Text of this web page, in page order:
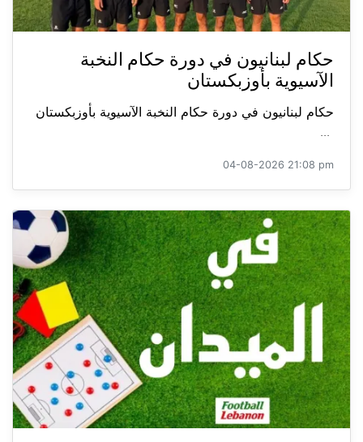
حكام لبنانيون في دورة حكام النخبة
الآسيوية بأوزبكستان
حكام لبنانيون في دورة حكام النخبة الآسيوية بأوزبكستان
...
04-08-2026 21:08 pm